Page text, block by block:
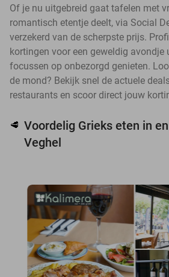
Of je nu uitgebreid gaat tafelen met
romantisch etentje deelt, via Social
verzekerd van de scherpste prijs.
kortingen voor een geweldig
focussen op onbezorgd genieten.
de mond? Bekijk snel de actuele
restaurants en scoor direct jouw
🥩 Voordelig Grieks eten in
Veghel